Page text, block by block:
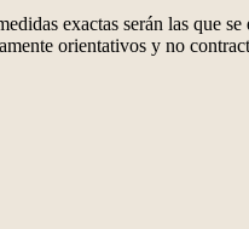
exactas serán las que
orientativos y no